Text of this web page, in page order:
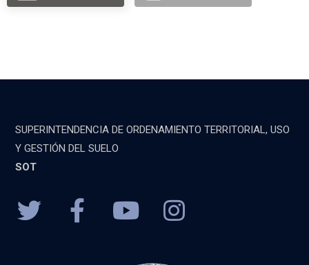
SUPERINTENDENCIA DE ORDENAMIENTO TERRITORIAL, USO
Y GESTIÓN DEL SUELO
SOT